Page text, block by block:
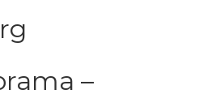
–